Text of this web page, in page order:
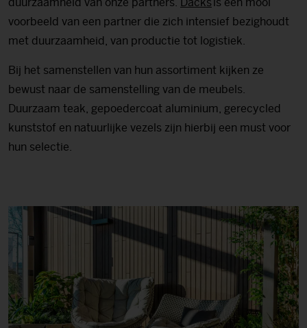
duurzaamheid van onze partners. Dacks is een mooi
voorbeeld van een partner die zich intensief bezighoudt
met duurzaamheid, van productie tot logistiek.
Bij het samenstellen van hun assortiment kijken ze
bewust naar de samenstelling van de meubels.
Duurzaam teak, gepoedercoat aluminium, gerecycled
kunststof en natuurlijke vezels zijn hierbij een must voor
hun selectie.